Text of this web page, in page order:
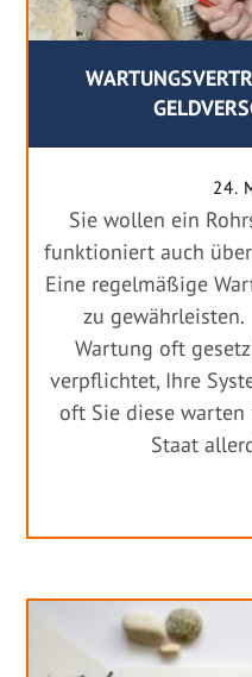
24.
Sie wollen ein
funktioniert auch
Eine regelmäßige
zu
Wartung oft
verpflichtet, Ihre
oft Sie diese warten
Staat